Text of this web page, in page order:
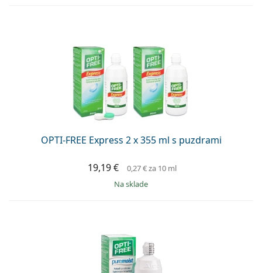
OPTI-FREE Express 2 x 355 ml s puzdrami
19,19 € 0,27 €za 10 ml
na sklade